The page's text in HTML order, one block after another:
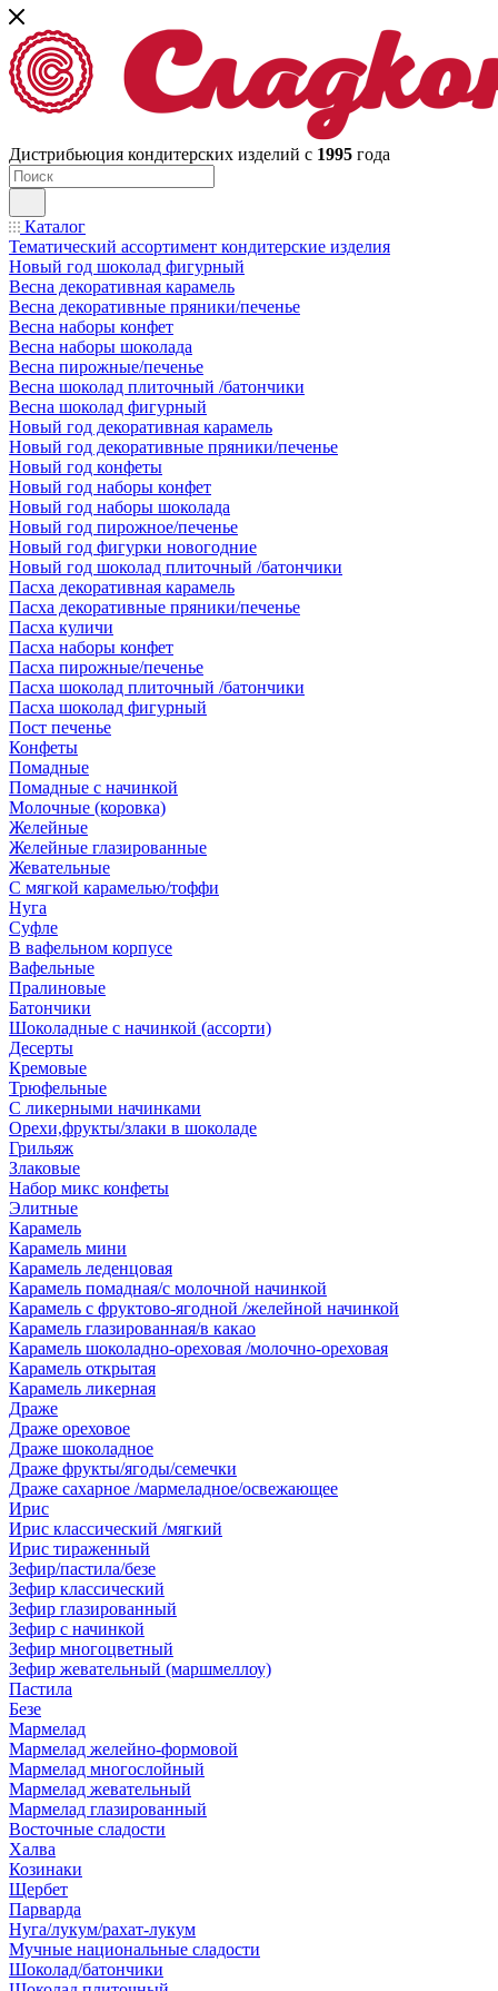
Дистрибьюция кондитерских изделий с 1995 года
Каталог
Тематический ассортимент кондитерские изделия
Новый год шоколад фигурный
Весна декоративная карамель
Весна декоративные пряники/печенье
Весна наборы конфет
Весна наборы шоколада
Весна пирожные/печенье
Весна шоколад плиточный /батончики
Весна шоколад фигурный
Новый год декоративная карамель
Новый год декоративные пряники/печенье
Новый год конфеты
Новый год наборы конфет
Новый год наборы шоколада
Новый год пирожное/печенье
Новый год фигурки новогодние
Новый год шоколад плиточный /батончики
Пасха декоративная карамель
Пасха декоративные пряники/печенье
Пасха куличи
Пасха наборы конфет
Пасха пирожные/печенье
Пасха шоколад плиточный /батончики
Пасха шоколад фигурный
Пост печенье
Конфеты
Помадные
Помадные с начинкой
Молочные (коровка)
Желейные
Желейные глазированные
Жевательные
С мягкой карамелью/тоффи
Нуга
Суфле
В вафельном корпусе
Вафельные
Пралиновые
Батончики
Шоколадные с начинкой (ассорти)
Десерты
Кремовые
Трюфельные
С ликерными начинками
Орехи,фрукты/злаки в шоколаде
Грильяж
Злаковые
Набор микс конфеты
Элитные
Карамель
Карамель мини
Карамель леденцовая
Карамель помадная/с молочной начинкой
Карамель с фруктово-ягодной /желейной начинкой
Карамель глазированная/в какао
Карамель шоколадно-ореховая /молочно-ореховая
Карамель открытая
Карамель ликерная
Драже
Драже ореховое
Драже шоколадное
Драже фрукты/ягоды/семечки
Драже сахарное /мармеладное/освежающее
Ирис
Ирис классический /мягкий
Ирис тираженный
Зефир/пастила/безе
Зефир классический
Зефир глазированный
Зефир с начинкой
Зефир многоцветный
Зефир жевательный (маршмеллоу)
Пастила
Безе
Мармелад
Мармелад желейно-формовой
Мармелад многослойный
Мармелад жевательный
Мармелад глазированный
Восточные сладости
Халва
Козинаки
Щербет
Парварда
Нуга/лукум/рахат-лукум
Мучные национальные сладости
Шоколад/батончики